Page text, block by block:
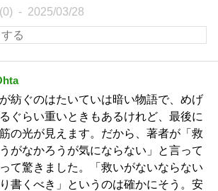
2025/03/28
紡ぐのはたいていは暗い物語で、めげ
ぐらい重いときもあるけれど、最後に
の光が見えます。だから、著者が「救
がなかろうが気にならない」と言って
て驚きました。「救いがないならない
書くべき」というのは確かにそう。安